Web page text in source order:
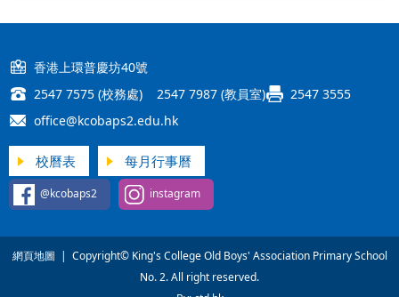
香港上環普慶坊40號
2547 7575 (校務處) 2547 7987 (教員室)
2547 3555
office@kcobaps2.edu.hk
校曆表 每月行事曆
@kcobaps2 instagram
網頁地圖 | Copyright© King's College Old Boys' Association Primary School
No. 2. All right reserved.